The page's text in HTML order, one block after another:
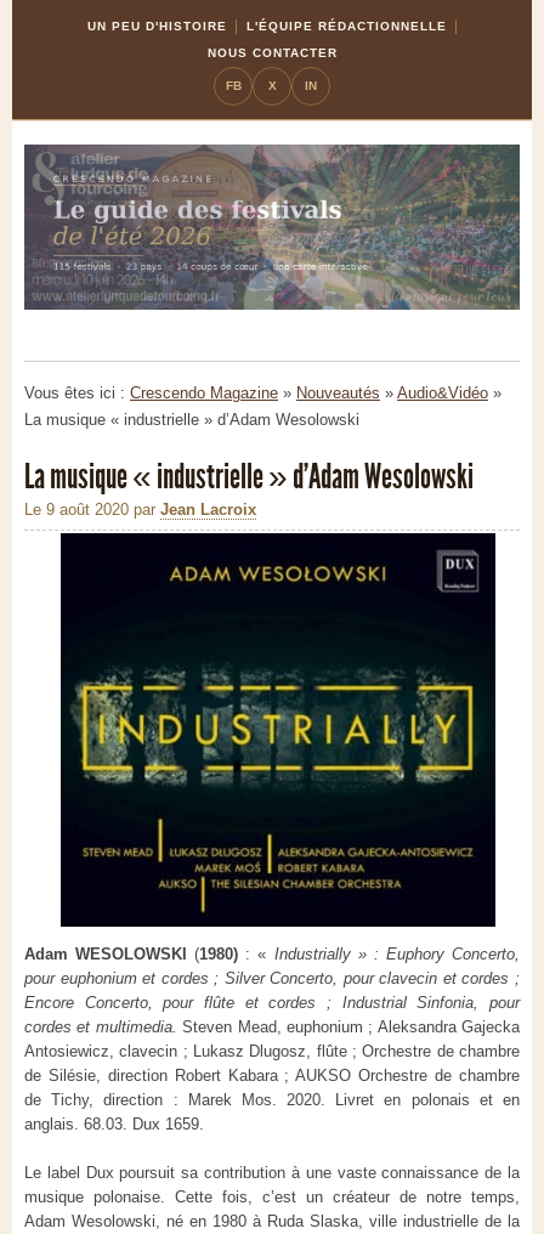
UN PEU D'HISTOIRE
L'ÉQUIPE RÉDACTIONNELLE
NOUS CONTACTER
FB X IN
Vous êtes ici : Crescendo Magazine » Nouveautés » Audio&Vidéo »
La musique « industrielle » d’Adam Wesolowski
La musique « industrielle » d’Adam Wesolowski
Le 9 août 2020 par Jean Lacroix
Adam WESOLOWSKI (1980) : « Industrially » : Euphory Concerto,
pour euphonium et cordes ; Silver Concerto, pour clavecin et cordes ;
Encore Concerto, pour flûte et cordes ; Industrial Sinfonia, pour
cordes et multimedia.Steven Mead, euphonium ; Aleksandra Gajecka
Antosiewicz, clavecin ; Lukasz Dlugosz, flûte ; Orchestre de chambre
de Silésie, direction Robert Kabara ; AUKSO Orchestre de chambre
de Tichy, direction : Marek Mos. 2020. Livret en polonais et en
anglais. 68.03. Dux 1659.
Le label Dux poursuit sa contribution à une vaste connaissance de la
musique polonaise. Cette fois, c’est un créateur de notre temps,
Adam Wesolowski, né en 1980 à Ruda Slaska, ville industrielle de la